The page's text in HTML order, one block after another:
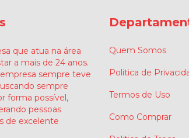
que atua na área
a mais de 24 anos.
sempre teve
sempre
forma possível,
pessoas
de excelente
Quem Somos
Politica de
Termos de Uso
Como Comprar